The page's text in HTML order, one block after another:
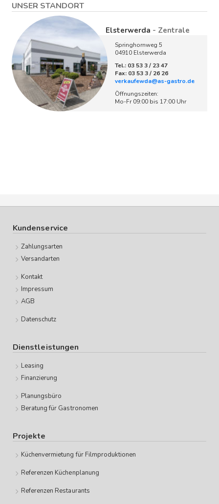
UNSER STANDORT
Elsterwerda - Zentrale
Springhornweg 5
04910 Elsterwerda
Tel.: 03 53 3 / 23 47
Fax: 03 53 3 / 26 26
verkaufewda@as-gastro.de
Öffnungszeiten:
Mo-Fr 09:00 bis 17:00 Uhr
Kundenservice
Zahlungsarten
Versandarten
Kontakt
Impressum
AGB
Datenschutz
Dienstleistungen
Leasing
Finanzierung
Planungsbüro
Beratung für Gastronomen
Projekte
Küchenvermietung für Filmproduktionen
Referenzen Küchenplanung
Referenzen Restaurants